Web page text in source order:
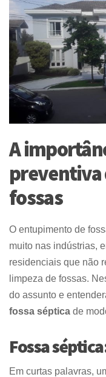
A
preventiva
fossas
O entupimento de
muito nas indústrias,
residenciais que não
limpeza de fossas.
do assunto e
fossa séptica de
Fossa
Em curtas palavras,